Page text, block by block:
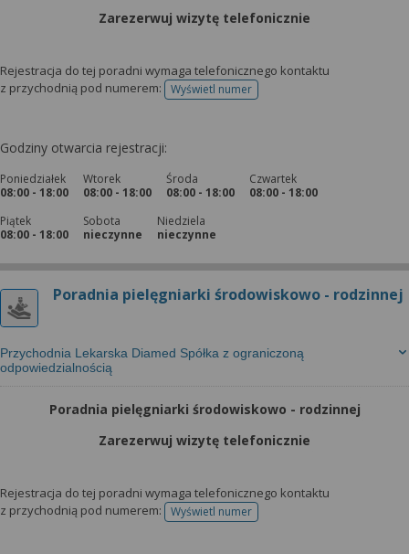
Zarezerwuj wizytę telefonicznie
Rejestracja do tej poradni wymaga telefonicznego kontaktu
z przychodnią pod numerem:
Wyświetl numertelefonu do rejestracji
Godziny otwarcia rejestracji:
Poniedziałek
08:00 - 18:00
Wtorek
08:00 - 18:00
Środa
08:00 - 18:00
Czwartek
08:00 - 18:00
Piątek
08:00 - 18:00
Sobota
nieczynne
Niedziela
nieczynne
Poradnia pielęgniarki środowiskowo - rodzinnej
Przychodnia Lekarska Diamed Spółka z ograniczoną
odpowiedzialnością
Poradnia pielęgniarki środowiskowo - rodzinnej
Zarezerwuj wizytę telefonicznie
Rejestracja do tej poradni wymaga telefonicznego kontaktu
z przychodnią pod numerem:
Wyświetl numertelefonu do rejestracji